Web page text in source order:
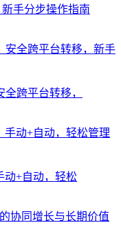
手分步操作指南
跨平台转移，
动+自动，轻松